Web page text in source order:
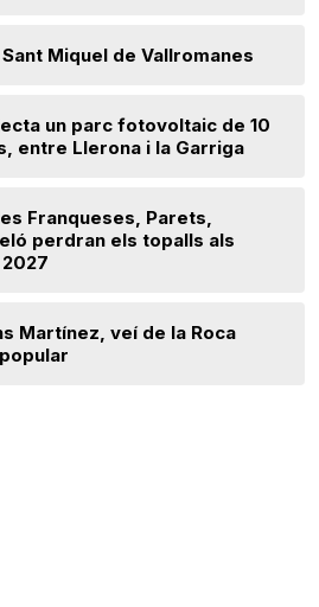
Miquel de Vallromanes
un parc fotovoltaic de 10
entre Llerona i la Garriga
Franqueses, Parets,
perdran els topalls als
Martínez, veí de la Roca